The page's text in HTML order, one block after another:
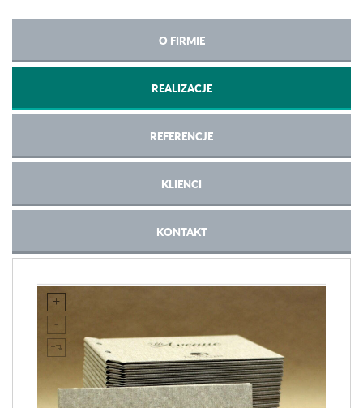
O FIRMIE
REALIZACJE
REFERENCJE
KLIENCI
KONTAKT